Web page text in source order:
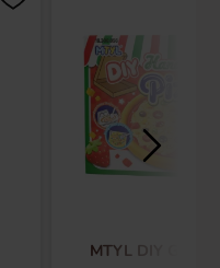
MTYL DIY